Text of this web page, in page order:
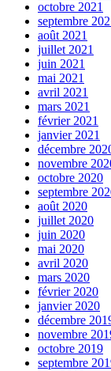
octobre 2021
septembre
août 2021
juillet 2021
juin 2021
mai 2021
avril 2021
mars 2021
février 2021
janvier 2021
décembre
novembre
octobre 2020
septembre
août 2020
juillet 2020
juin 2020
mai 2020
avril 2020
mars 2020
février 2020
janvier 2020
décembre
novembre
octobre 2019
septembre